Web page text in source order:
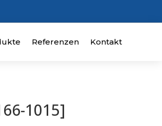
Referenzen Kontakt
1015]